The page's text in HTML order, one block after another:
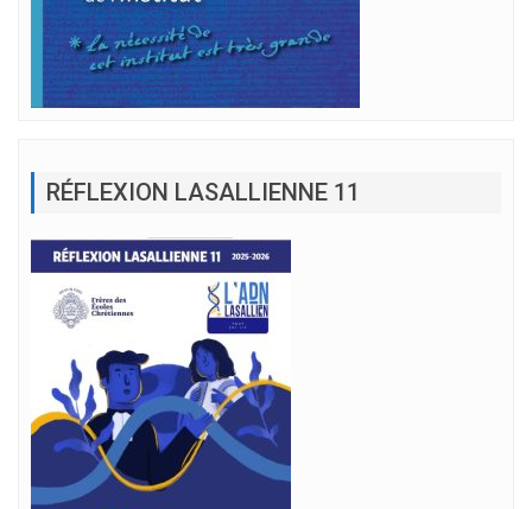
RÉFLEXION LASALLIENNE 11